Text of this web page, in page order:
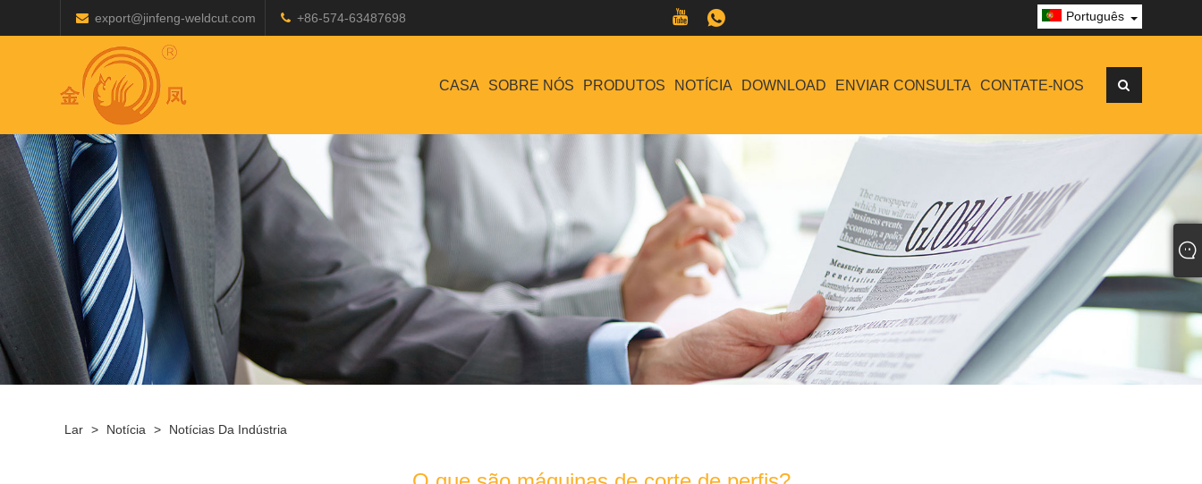
export@jinfeng-weldcut.com +86-574-63487698 Português
CASA SOBRE NÓS PRODUTOS NOTÍCIA DOWNLOAD ENVIAR CONSULTA CONTATE-NOS
Lar > Notícia > Notícias Da Indústria